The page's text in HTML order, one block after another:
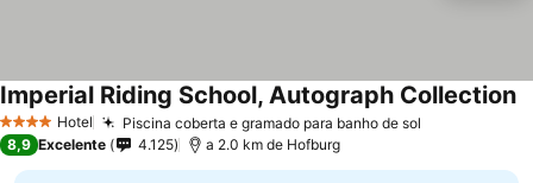
4 EstrelasHotel Piscina coberta e gramado para banho de sol
Imperial Riding School, Autograph Collection
8,9 Excelente 4.125 a 2.0 km de Hofburg